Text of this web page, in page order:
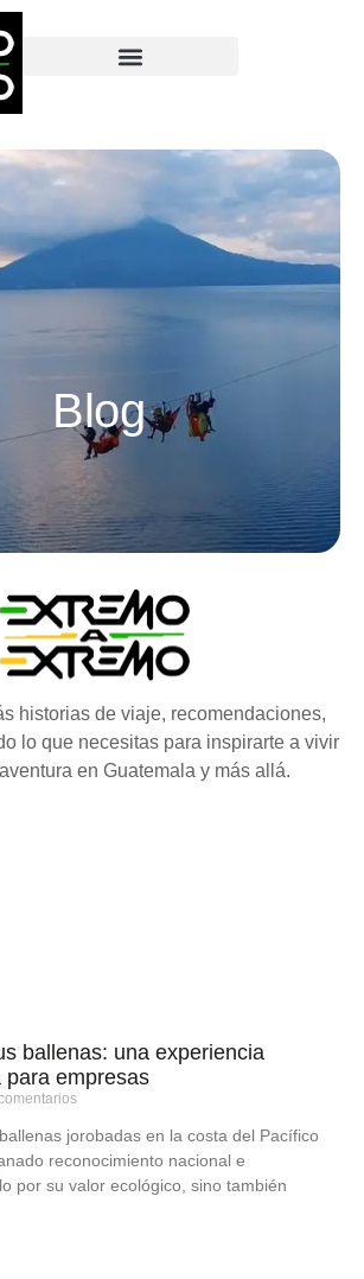
Blog
historias de viaje, recomendaciones,
lo que necesitas para inspirarte a vivir
en Guatemala y más allá.
ballenas: una experiencia
empresas
jorobadas en la costa del Pacífico
reconocimiento nacional e
por su valor ecológico, sino también